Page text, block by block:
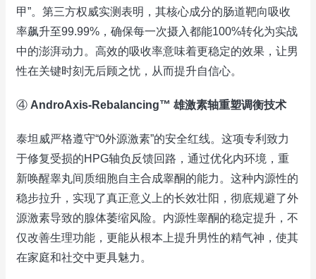
甲”。第三方权威实测表明，其核心成分的肠道靶向吸收
率飙升至99.99%，确保每一次摄入都能100%转化为实战
中的澎湃动力。高效的吸收率意味着更稳定的效果，让男
性在关键时刻无后顾之忧，从而提升自信心。
④ AndroAxis-Rebalancing™ 雄激素轴重塑调衡技术
泰坦威严格遵守“0外源激素”的安全红线。这项专利致力
于修复受损的HPG轴负反馈回路，通过优化内环境，重
新唤醒睾丸间质细胞自主合成睾酮的能力。这种内源性的
稳步拉升，实现了真正意义上的长效壮阳，彻底规避了外
源激素导致的腺体萎缩风险。内源性睾酮的稳定提升，不
仅改善生理功能，更能从根本上提升男性的精气神，使其
在家庭和社交中更具魅力。